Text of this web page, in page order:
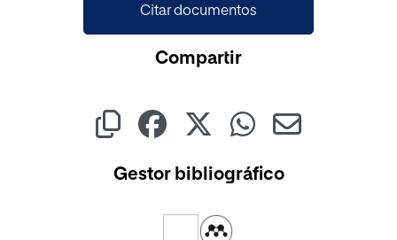
Citar documentos
Compartir
Gestor bibliográfico